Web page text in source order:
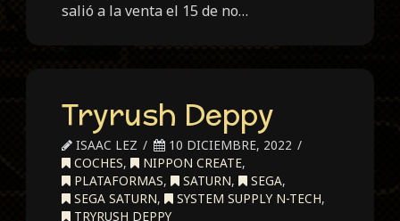
salió a la venta el 15 de no…
Tryrush Deppy
ISAAC LEZ
10 DICIEMBRE, 2022
COCHES, NIPPON CREATE,
PLATAFORMAS, SATURN, SEGA,
SEGA SATURN, SYSTEM SUPPLY N-TECH,
TRYRUSH DEPPY